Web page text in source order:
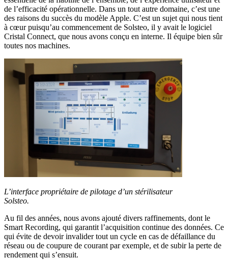
de l’efficacité opérationnelle. Dans un tout autre domaine, c’est une
des raisons du succès du modèle Apple. C’est un sujet qui nous tient
à cœur puisqu’au commencement de Solsteo, il y avait le logiciel
Cristal Connect, que nous avons conçu en interne. Il équipe bien sûr
toutes nos machines.
L’interface propriétaire de pilotage d’un stérilisateur
Solsteo.
Au fil des années, nous avons ajouté divers raffinements, dont le
Smart Recording, qui garantit l’acquisition continue des données. Ce
qui évite de devoir invalider tout un cycle en cas de défaillance du
réseau ou de coupure de courant par exemple, et de subir la perte de
rendement qui s’ensuit.